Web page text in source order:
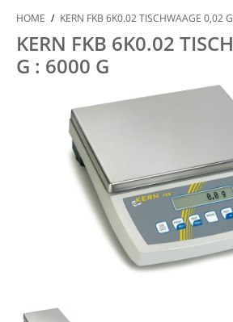
HOME / KERN FKB 6K0.02 TISCHWAAGE 0,02
KERN FKB 6K0.02
G : 6000 G